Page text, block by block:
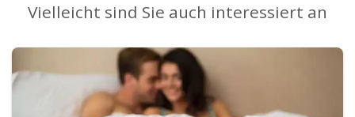
Vielleicht sind Sie auch interessiert an